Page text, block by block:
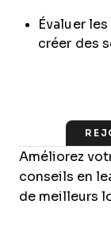
Évaluer
créer des
Améliorez
conseils en
de meilleurs